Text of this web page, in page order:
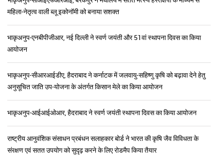
समाचार और हाइलाइट्स
डेयर के अतिरिक्त सचिव श्री संदीप सरकार ने भाकृअनुप-आरसीईआर, पटना के दौरे के
दौरान किसान-केन्द्रित अनुसंधान तथा वित्तीय विवेकशीलता पर दिया जोर
भाकृअनुप-सीआईएफआरआई, बैरकपुर ने मेघालय में सतत मत्स्य हस्तक्षेपों के माध्यम से
महिला-नेतृत्व वाली ब्लू इकोनॉमी को बनाया सशक्त
भाकृअनुप-एनबीपीजीआर, नई दिल्ली ने स्वर्ण जयंती और 51वां स्थापना दिवस का किया
आयोजन
भाकृअनुप-सीआरआईडीए, हैदराबाद ने कर्नाटक में जलवायु-सहिष्णु कृषि को बढ़ावा देने हेतु
अनुसूचित जाति उप-योजना के अंतर्गत किसान मेले का किया आयोजन